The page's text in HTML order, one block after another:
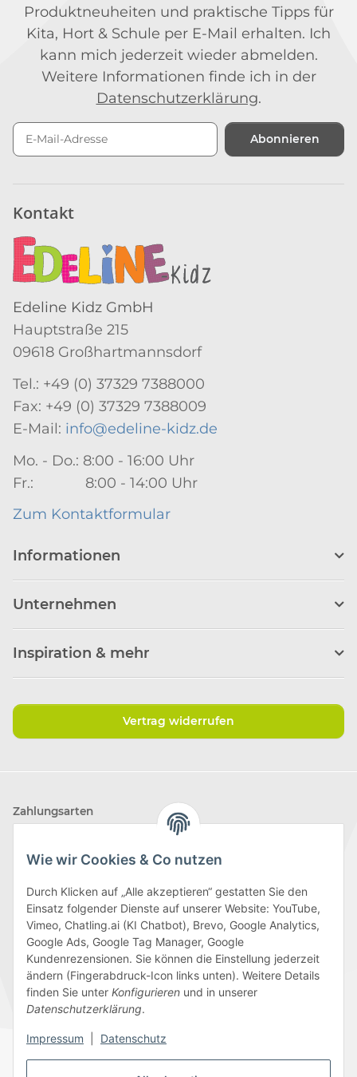
Wie wir Cookies & Co nutzen
Durch Klicken auf „Alle akzeptieren“ gestatten Sie den
Einsatz folgender Dienste auf unserer Website: YouTube,
Vimeo, Chatling.ai (KI Chatbot), Brevo, Google Analytics,
Google Ads, Google Tag Manager, Google
Kundenrezensionen. Sie können die Einstellung jederzeit
ändern (Fingerabdruck-Icon links unten). Weitere Details
finden Sie unter Konfigurieren und in unserer
Datenschutzerklärung.
Impressum Datenschutz
Produktneuheiten und praktische Tipps für
Kita, Hort & Schule per E-Mail erhalten. Ich
kann mich jederzeit wieder abmelden.
Weitere Informationen finde ich in der
Datenschutzerklärung.
Abonnieren
Kontakt
Edeline Kidz GmbH
Hauptstraße 215
09618 Großhartmannsdorf
Tel.: +49 (0) 37329 7388000
Fax: +49 (0) 37329 7388009
E-Mail: info@edeline-kidz.de
Mo. - Do.: 8:00 - 16:00 Uhr
Fr.: 8:00 - 14:00 Uhr
Zum Kontaktformular
Informationen
Unternehmen
Inspiration & mehr
Vertrag widerrufen
Zahlungsarten
Wir versenden mit
Folge uns